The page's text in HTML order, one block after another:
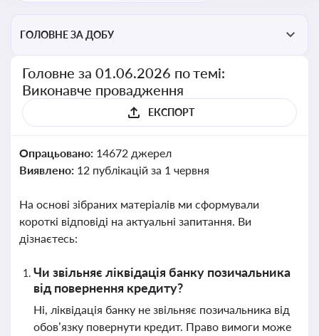
ГОЛОВНЕ ЗА ДОБУ
Головне за 01.06.2026 по темі:
Виконавче провадження
ЕКСПОРТ
Опрацьовано: 14672 джерел
Виявлено: 12 публікацій за 1 червня
На основі зібраних матеріалів ми сформували
короткі відповіді на актуальні запитання. Ви
дізнаєтесь:
Чи звільняє ліквідація банку позичальника
від повернення кредиту?
Ні, ліквідація банку не звільняє позичальника від
обов’язку повернути кредит. Право вимоги може